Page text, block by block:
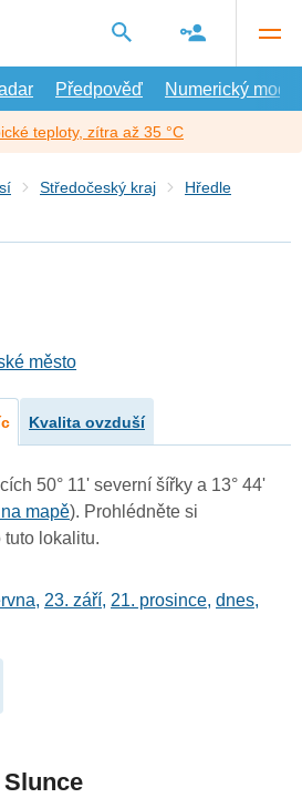
Předpověď Numerický model
teploty, zítra až 35 °C
Středočeský kraj
Hředle
město
Kvalita ovzduší
50° 11' severní šířky a 13° 44'
mapě). Prohlédněte si
lokalitu.
, 23. září, 21. prosince, dnes,